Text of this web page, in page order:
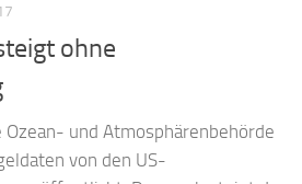
ohne
Ozean- und Atmosphärenbehörde
von den US-